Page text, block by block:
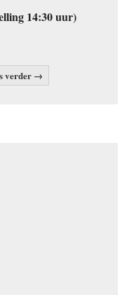
14:30 uur)
verder →